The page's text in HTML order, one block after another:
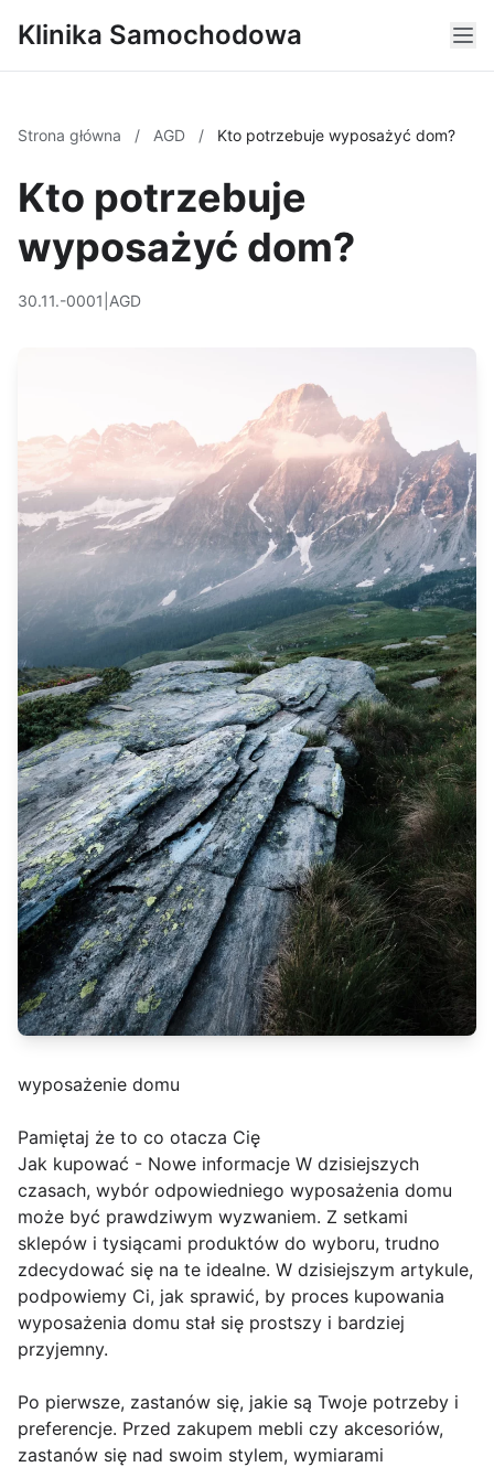
Klinika Samochodowa
Strona główna / AGD / Kto potrzebuje wyposażyć dom?
Kto potrzebuje
wyposażyć dom?
30.11.-0001 AGD
wyposażenie domu
Pamiętaj że to co otacza Cię
Jak kupować - Nowe informacje W dzisiejszych
czasach, wybór odpowiedniego wyposażenia domu
może być prawdziwym wyzwaniem. Z setkami
sklepów i tysiącami produktów do wyboru, trudno
zdecydować się na te idealne. W dzisiejszym artykule,
podpowiemy Ci, jak sprawić, by proces kupowania
wyposażenia domu stał się prostszy i bardziej
przyjemny.
Po pierwsze, zastanów się, jakie są Twoje potrzeby i
preferencje. Przed zakupem mebli czy akcesoriów,
zastanów się nad swoim stylem, wymiarami